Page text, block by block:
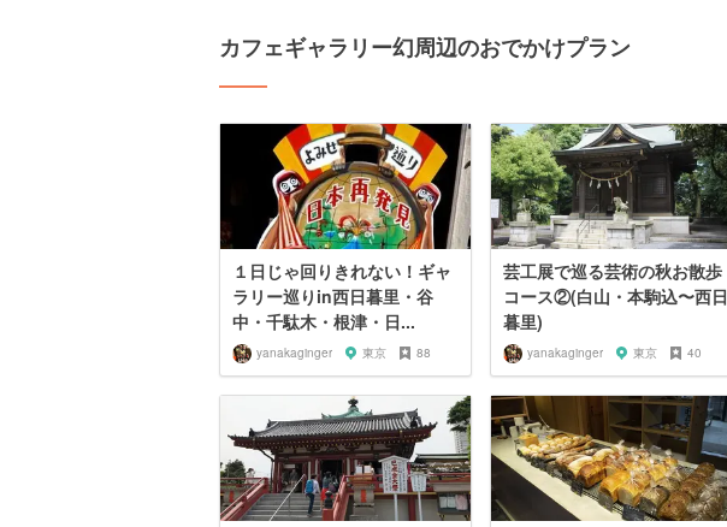
カフェギャラリー幻周辺のおでかけプラン
１日じゃ回りきれない！ギャ
ラリー巡りin西日暮里・谷
中・千駄木・根津・日...
yanakaginger 東京 88
芸工展で巡る芸術の秋お散歩
コース②(白山・本駒込〜西日
暮里)
yanakaginger 東京 40